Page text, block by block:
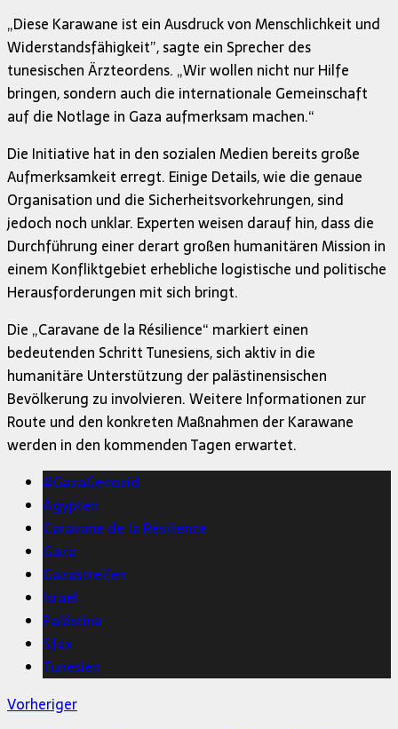
„Diese Karawane ist ein Ausdruck von Menschlichkeit und
Widerstandsfähigkeit”, sagte ein Sprecher des
tunesischen Ärzteordens. „Wir wollen nicht nur Hilfe
bringen, sondern auch die internationale Gemeinschaft
auf die Notlage in Gaza aufmerksam machen.“
Die Initiative hat in den sozialen Medien bereits große
Aufmerksamkeit erregt. Einige Details, wie die genaue
Organisation und die Sicherheitsvorkehrungen, sind
jedoch noch unklar. Experten weisen darauf hin, dass die
Durchführung einer derart großen humanitären Mission in
einem Konfliktgebiet erhebliche logistische und politische
Herausforderungen mit sich bringt.
Die „Caravane de la Résilience“ markiert einen
bedeutenden Schritt Tunesiens, sich aktiv in die
humanitäre Unterstützung der palästinensischen
Bevölkerung zu involvieren. Weitere Informationen zur
Route und den konkreten Maßnahmen der Karawane
werden in den kommenden Tagen erwartet.
#GazaGenozid
Ägypten
Caravane de la Résilience
Gaza
Gazastreifen
Israel
Palästina
Sfax
Tunesien
Vorheriger